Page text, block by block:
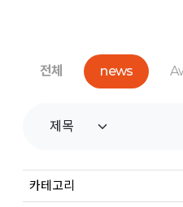
전체 news
카테고리